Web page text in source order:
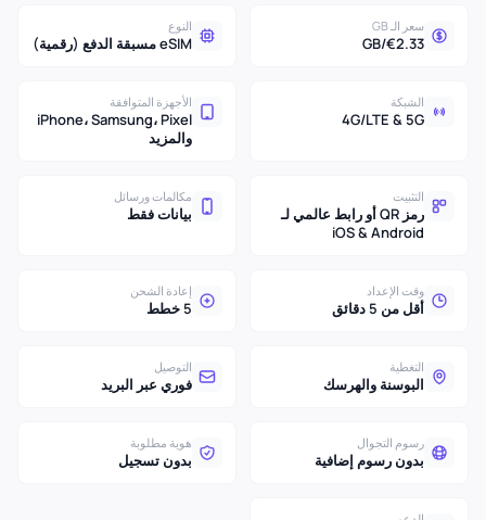
سعر الـ GB
€2.33/GB
النوع
eSIM مسبقة الدفع (رقمية)
الشبكة
4G/LTE & 5G
الأجهزة المتوافقة
iPhone، Samsung، Pixel
والمزيد
التثبيت
رمز QR أو رابط عالمي لـ
iOS & Android
مكالمات ورسائل
بيانات فقط
وقت الإعداد
أقل من 5 دقائق
إعادة الشحن
5 خطط
التغطية
البوسنة والهرسك
التوصيل
فوري عبر البريد
رسوم التجوال
بدون رسوم إضافية
هوية مطلوبة
بدون تسجيل